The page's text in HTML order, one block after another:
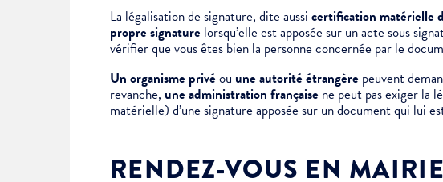
Solidarité
Annuaires & carte interactive
Je suis senior
Je suis étudiant
Location de salles
Urbanisme
La légalisation de signature, dite aussi certification matérielle
propre signature lorsqu’elle est apposée sur unacte sous
vérifier que vous êtes bien la personne concernée par le
Un organisme privéou une autorité étrangère peuvent
revanche, une administration française ne peut pas exiger la
matérielle) d’une signature apposée sur un document qui lui
RENDEZ-VOUS EN MAIRIE